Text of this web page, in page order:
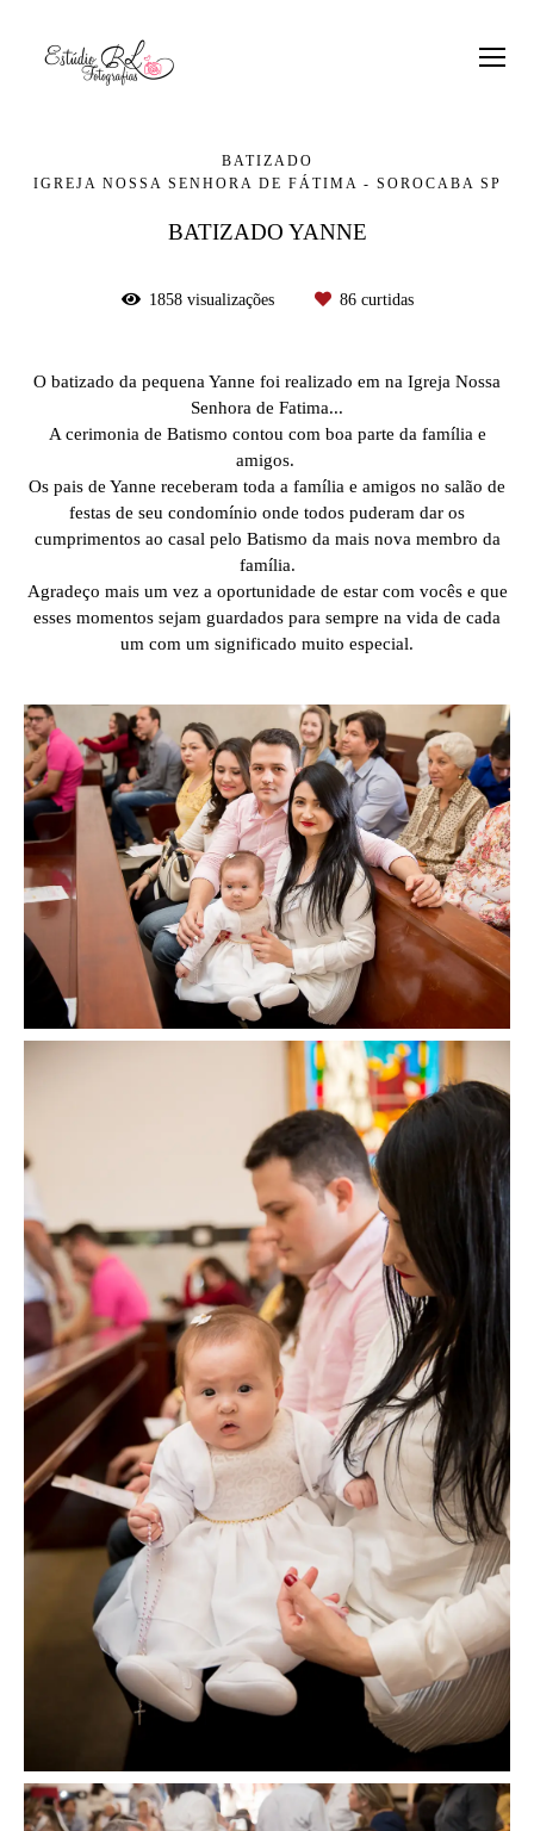
BATIZADO
IGREJA NOSSA SENHORA DE FÁTIMA - SOROCABA SP
BATIZADO YANNE
1858visualizações 86curtidas
O batizado da pequena Yanne foi realizado em na Igreja Nossa
Senhora de Fatima...
A cerimonia de Batismo contou com boa parte da família e
amigos.
Os pais de Yanne receberam toda a família e amigos no salão de
festas de seu condomínio onde todos puderam dar os
cumprimentos ao casal pelo Batismo da mais nova membro da
família.
Agradeço mais um vez a oportunidade de estar com vocês e que
esses momentos sejam guardados para sempre na vida de cada
um com um significado muito especial.